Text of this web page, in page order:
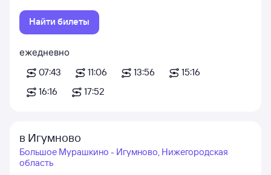
Найти билеты
ежедневно
07:43
11:06 13:56
15:16
16:16
17:52
в Игумново
Большое Мурашкино - Игумново, Нижегородская
область